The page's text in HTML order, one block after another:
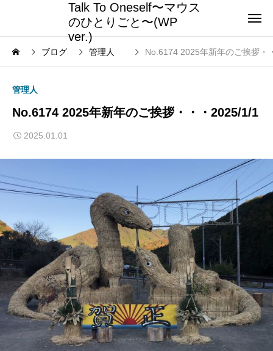
Talk To Oneself〜マウス
のひとりごと〜(WP
ver.)
ブログ 管理人 No.6174 2025年新年のご挨拶・
管理人
No.6174 2025年新年のご挨拶・・・2025/1/1
2025.01.01